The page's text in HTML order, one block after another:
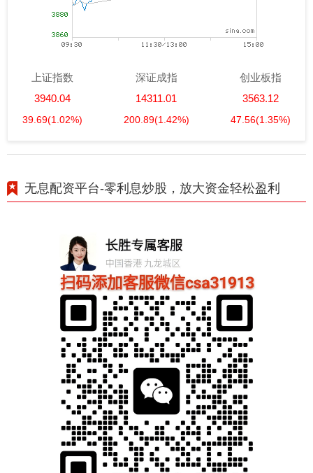
上证指数
3940.04
39.69(1.02%)
深证成指
14311.01
200.89(1.42%)
创业板指
3563.12
47.56(1.35%)
无息配资平台-零利息炒股，放大资金轻松盈利